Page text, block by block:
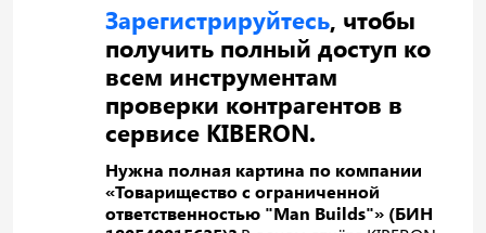
Зарегистрируйтесь, чтобы
получить полный доступ ко
всем инструментам
проверки контрагентов в
сервисе KIBERON.
Нужна полная картина по компании
«Товарищество с ограниченной
ответственностью "Man Builds"» (БИН